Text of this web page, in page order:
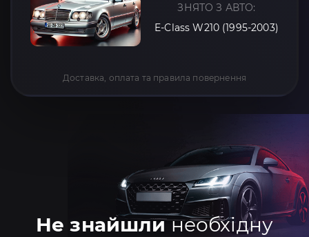
ЗНЯТО З АВТО:
E-Class W210 (1995-2003)
Доставка, оплата та правила повернення
Не знайшлинеобхідну